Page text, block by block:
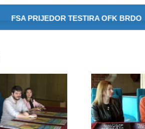
FSA PRIJEDOR TESTIRA OFK BRDO